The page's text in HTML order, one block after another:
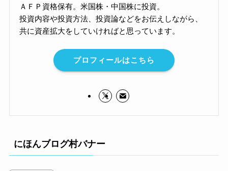
ＡＦＰ資格保有。米国株・中国株に投資。
投資内容や投資方法、投資論などをお伝えしながら、
共に資産拡大をしていければと思っています。
プロフィールはこちら
にほんブログ村バナー